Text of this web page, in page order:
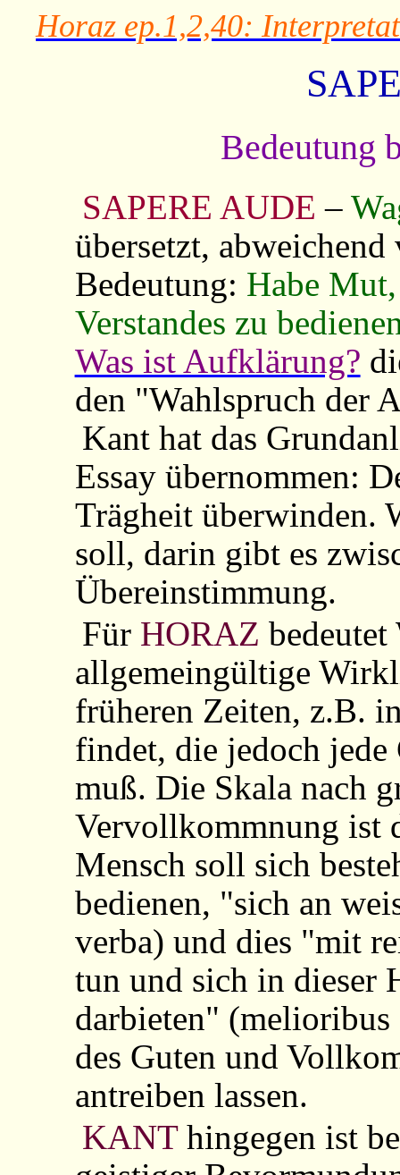
Horaz ep.1,2,40:
Bedeutung
SAPERE AUDE –
übersetzt,
Bedeutung: Habe
Verstandes zu
Was ist Aufklärung?
den "Wahlspruch der
Kant hat das
Essay übernommen:
Trägheit überwinden.
soll, darin gibt es
Übereinstimmung.
Für HORAZ bedeutet
allgemeingültige
früheren Zeiten, z.B.
findet, die jedoch jede
muß. Die Skala nach
Vervollkommnung ist
Mensch soll sich
bedienen, "sich an
verba) und dies "mit
tun und sich in dieser
darbieten"
des Guten und
antreiben lassen.
KANThingegen ist